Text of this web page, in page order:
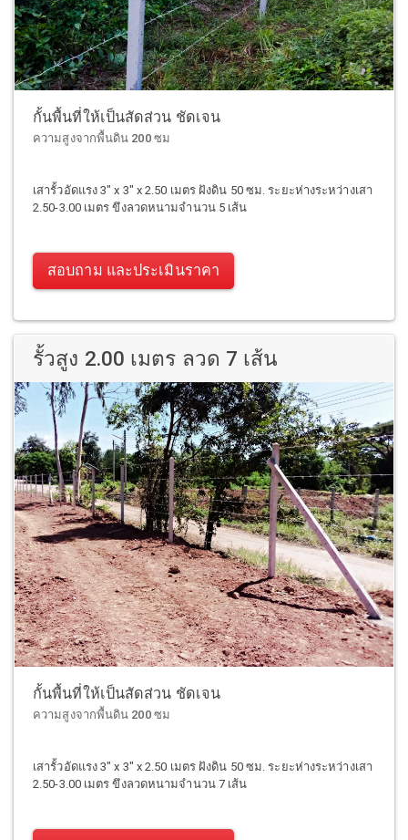
กั้นพื้นที่ให้เป็นสัดส่วน ชัดเจน
ความสูงจากพื้นดิน 200 ซม
เสารั้วอัดแรง 3" x 3" x 2.50 เมตร ฝังดิน 50 ซม. ระยะห่างระหว่างเสา
2.50-3.00 เมตร ขึงลวดหนามจำนวน 5 เส้น
สอบถาม และประเมินราคา
รั้วสูง 2.00 เมตร ลวด 7 เส้น
กั้นพื้นที่ให้เป็นสัดส่วน ชัดเจน
ความสูงจากพื้นดิน 200 ซม
เสารั้วอัดแรง 3" x 3" x 2.50 เมตร ฝังดิน 50 ซม. ระยะห่างระหว่างเสา
2.50-3.00 เมตร ขึงลวดหนามจำนวน 7 เส้น